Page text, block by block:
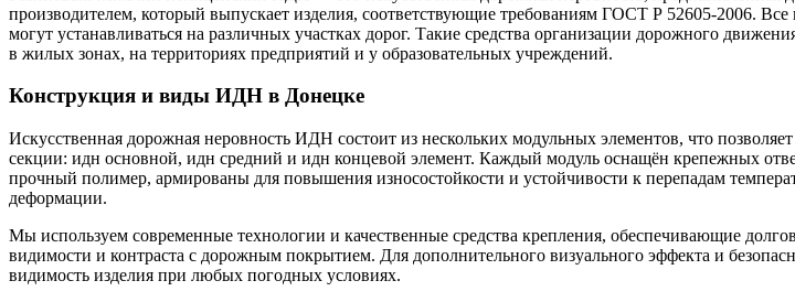
производителем, который выпускает изделия, соответствующие требованиям ГОСТ Р 52605-2006.
могут устанавливаться на различных участках дорог. Такие средства организации дорожного
в жилых зонах, на территориях предприятий и у образовательных учреждений.
Конструкция и виды ИДН в Донецке
Искусственная дорожная неровность ИДН состоит из нескольких модульных элементов, что
секции: идн основной, идн средний и идн концевой элемент. Каждый модуль оснащён крепежных
прочный полимер, армированы для повышения износостойкости и устойчивости к перепадам
деформации.
Мы используем современные технологии и качественные средства крепления, обеспечивающие
видимости и контраста с дорожным покрытием. Для дополнительного визуального эффекта и
видимость изделия при любых погодных условиях.